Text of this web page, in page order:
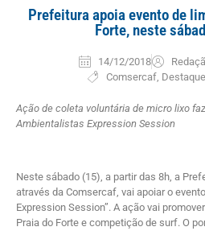
Prefeitura apoia evento de
Forte, neste
14/12/2018
Comsercaf Destaque
Ação de coleta voluntária de micro lixo
Ambientalistas Expression Session
Neste sábado (15), a partir das 8h, a
através da Comsercaf, vai apoiar o
Expression Session”. A ação vai
Praia do Forte e competição de surf. O